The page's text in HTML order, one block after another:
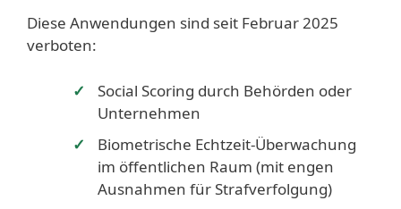
Diese Anwendungen sind seit Februar 2025
verboten:
Social Scoring durch Behörden oder
Unternehmen
Biometrische Echtzeit-Überwachung
im öffentlichen Raum (mit engen
Ausnahmen für Strafverfolgung)